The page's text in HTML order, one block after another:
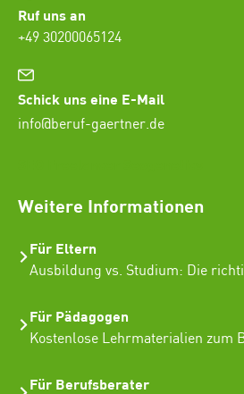
Ruf uns an
+49 30200065124
Schick uns eine E-Mail
info@beruf-gaertner.de
Weitere Informationen
Für Eltern
Ausbildung vs. Studium: Die
Für Pädagogen
Kostenlose Lehrmaterialien zum
Für Berufsberater